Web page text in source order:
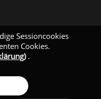
Sessioncookies
Cookies.
.